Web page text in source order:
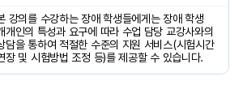
강의를 수강하는 장애 학생들에게는 장애 학생
개인의 특성과 요구에 따라 수업 담당 교강사와의
담을 통하여 적절한 수준의 지원 서비스(시험시간
장 및 시험방법 조정 등)를 제공할 수 있습니다.